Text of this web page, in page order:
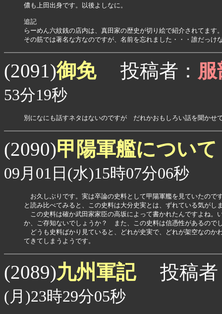
儂も上田出身です。以後よしなに。
追記
らーめん六紋銭の店内は、真田家の歴史が切り絵で紹介されてます
その筋では著名な方なのですが、名前を忘れました・・・誰だっけ
(2091)御免 投稿者：
53分19秒
別になにも話すネタはないのですが　だれかおもしろい話を聞かせ
(2090)甲陽軍艦について
09月01日(水)15時07分06秒
お久しぶりです。実は卒論の史料として甲陽軍艦を見ていたので
と読み比べてみると、この史料は大分史実とは、ずれている気がし
この史料は確か武田家家臣の高坂によって書かれたんですよね。
か、ご存知ないでしょうか？　また、この史料は信憑性があるので
どうも史料ばかり見ていると、どれが史実で、どれが架空なのか
てきてしまうようです。
(2089)九州軍記 投稿者
(月)23時29分05秒